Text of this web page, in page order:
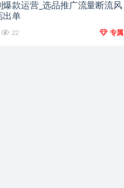
款运营_选品推广流量断流风
出单
22 专属